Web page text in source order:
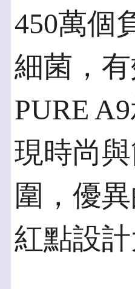
450萬個
細菌，
PURE
現時尚
圍，優
紅點設